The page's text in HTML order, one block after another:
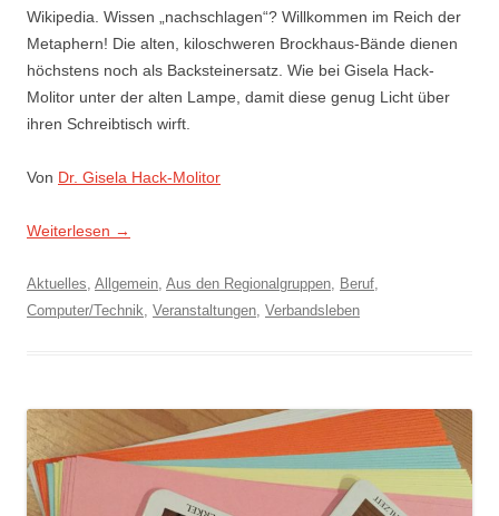
Wikipedia. Wissen „nachschlagen“? Willkommen im Reich der
Metaphern! Die alten, kiloschweren Brockhaus-Bände dienen
höchstens noch als Backsteinersatz. Wie bei Gisela Hack-
Molitor unter der alten Lampe, damit diese genug Licht über
ihren Schreibtisch wirft.
Von Dr. Gisela Hack-Molitor
Weiterlesen →
Aktuelles Allgemein Aus den Regionalgruppen Beruf
Computer/Technik Veranstaltungen Verbandsleben